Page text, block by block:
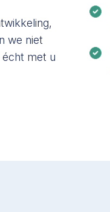
we niet
écht met u